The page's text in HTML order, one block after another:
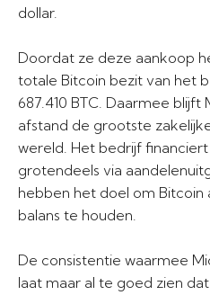
dollar.
Doordat ze deze aankoop
totale Bitcoin bezit van het
687.410 BTC. Daarmee
afstand de grootste
wereld. Het bedrijf
grotendeels via
hebben het doel om
balans te houden.
De consistentie waarmee
laat maar al te goed zien